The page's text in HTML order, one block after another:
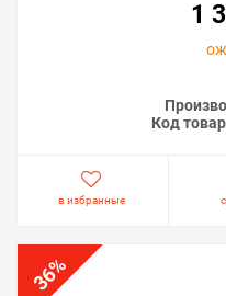
консультанту. Мы
1
Код
в избранные
36
%